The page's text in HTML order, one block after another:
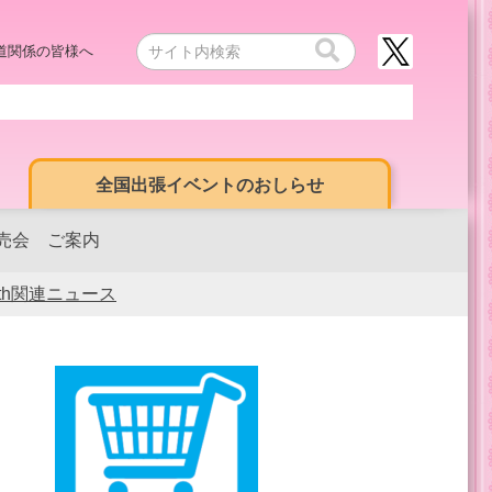
全国出張イベントのおしらせ
関係の皆様へ
会 ご案内
関連ニュース